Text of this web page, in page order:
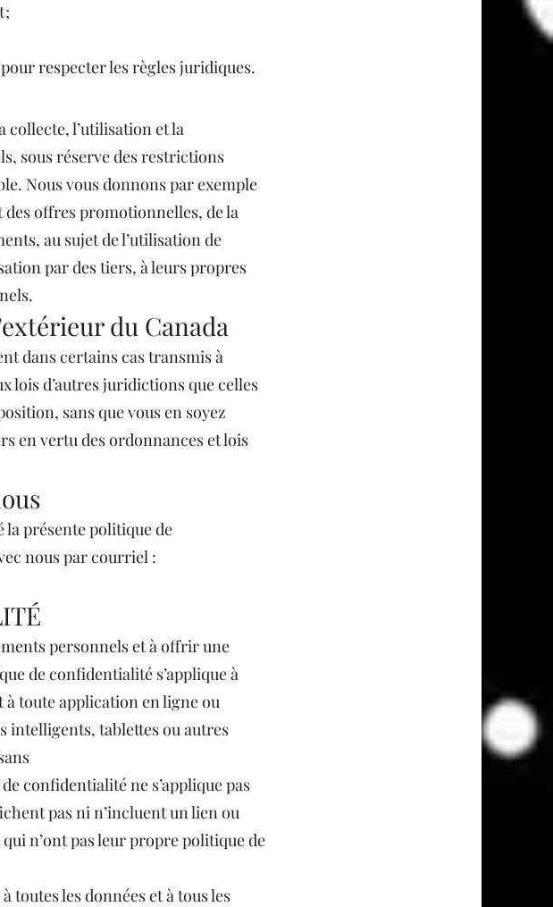
;
respecter les règles juridiques.
collecte, l’utilisation et la
sous réserve des restrictions
Nous vous donnons par exemple
offres promotionnelles, de la
au sujet de l’utilisation de
par des tiers, à leurs propres
du Canada
dans certains cas transmis à
lois d’autres juridictions que celles
sans que vous en soyez
en vertu des ordonnances et lois
la présente politique de
nous par courriel :
personnels et à offrir une
de confidentialité s’applique à
à toute application en ligne ou
intelligents, tablettes ou autres
confidentialité ne s’applique pas
pas ni n’incluent un lien ou
n’ont pas leur propre politique de
toutes les données et à tous les